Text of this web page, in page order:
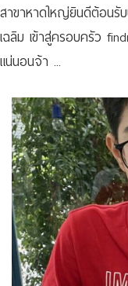
สาขาหาดใหญ่ยินดีต้อน
เฉลิม เข้าสู่ครอบครัว
แน่นอนจ้า ...